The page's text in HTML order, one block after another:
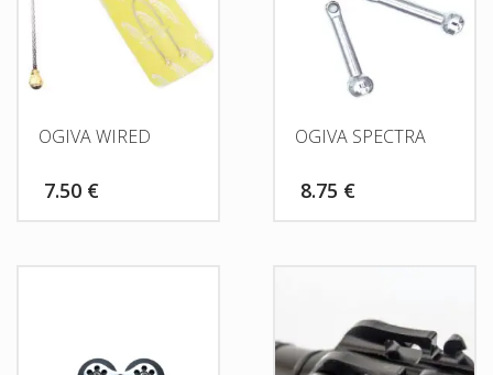
OGIVA WIRED
7.50 €
OGIVA SPECTRA
8.75 €